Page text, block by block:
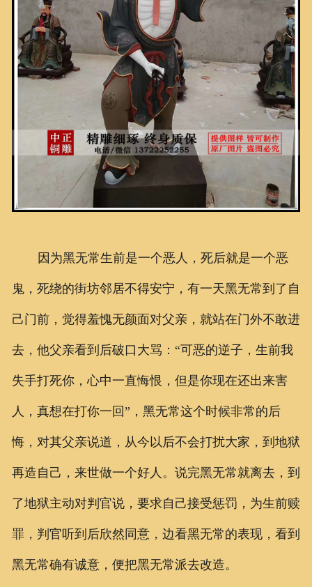
因为黑无常生前是一个恶人，死后就是一个恶
鬼，死绕的街坊邻居不得安宁，有一天黑无常到了自
己门前，觉得羞愧无颜面对父亲，就站在门外不敢进
去，他父亲看到后破口大骂：“可恶的逆子，生前我
失手打死你，心中一直悔恨，但是你现在还出来害
人，真想在打你一回”，黑无常这个时候非常的后
悔，对其父亲说道，从今以后不会打扰大家，到地狱
再造自己，来世做一个好人。说完黑无常就离去，到
了地狱主动对判官说，要求自己接受惩罚，为生前赎
罪，判官听到后欣然同意，边看黑无常的表现，看到
黑无常确有诚意，便把黑无常派去改造。